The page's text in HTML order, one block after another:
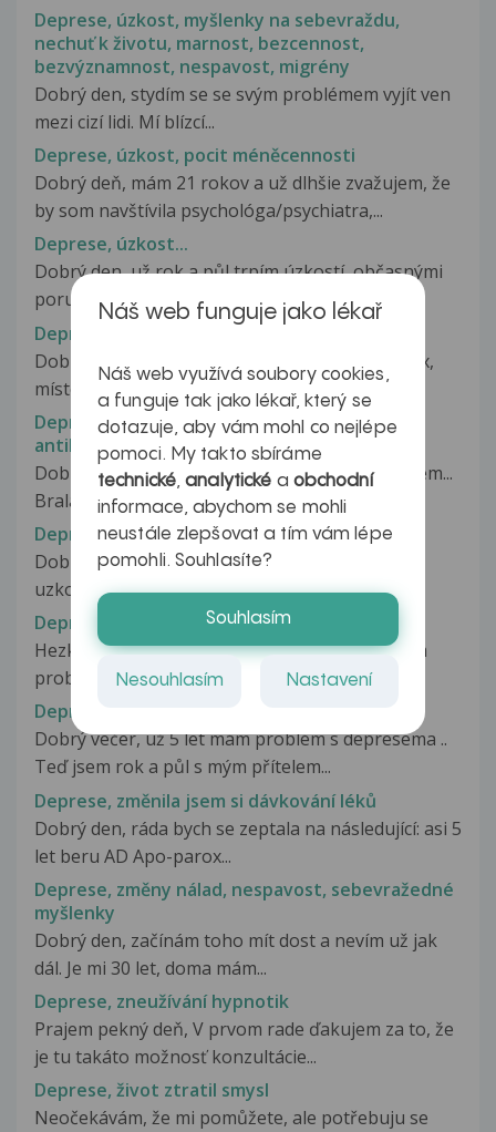
Deprese, úzkost, myšlenky na sebevraždu,
nechuť k životu, marnost, bezcennost,
bezvýznamnost, nespavost, migrény
Dobrý den, stydím se se svým problémem vyjít ven
mezi cizí lidi. Mí blízcí...
Deprese, úzkost, pocit méněcennosti
Dobrý deň, mám 21 rokov a už dlhšie zvažujem, že
by som navštívila psychológa/psychiatra,...
Deprese, úzkost...
Dobrý den, už rok a půl trpím úzkostí, občasnými
poruchami spánku, nočními můrami...
Deprese, úzkosti a jejich léčba
Dobrý den, dostala jsem od psychiatra Brintellix,
místo Asentry, která mi již...
Deprese, úzkosti po užívání hormonální
antikoncepce
Dobrý den, chtěla bych se zeptat na svůj problém...
Brala jsem antikoncepci...
Deprese, uzkostne stavy
Dobry den! Nekolik let trpim na deprese a
uzkostne stavy, nekdy to prechazi...
Deprese, výkyvy nálad
Hezký den, jmenuji se Martin je mi 17 let a mám
problém asi s více věcmi. Měřím...
Deprese, závislost na sebepoškozování
Dobrý večer, už 5 let mám problém s depresema ..
Teď jsem rok a půl s mým přítelem...
Deprese, změnila jsem si dávkování léků
Dobrý den, ráda bych se zeptala na následující: asi 5
let beru AD Apo-parox...
Deprese, změny nálad, nespavost, sebevražedné
myšlenky
Dobrý den, začínám toho mít dost a nevím už jak
dál. Je mi 30 let, doma mám...
Deprese, zneužívání hypnotik
Prajem pekný deň, V prvom rade ďakujem za to, že
je tu takáto možnosť konzultácie...
Deprese, život ztratil smysl
Neočekávám, že mi pomůžete, ale potřebuju se
Náš web funguje jako lékař
Náš web využívá soubory cookies,
a funguje tak jako lékař, který se
dotazuje, aby vám mohl co nejlépe
pomoci. My takto sbíráme
technické,analytické a obchodní
informace, abychom se mohli
neustále zlepšovat a tím vám lépe
pomohli. Souhlasíte?
Souhlasím
Nesouhlasím Nastavení